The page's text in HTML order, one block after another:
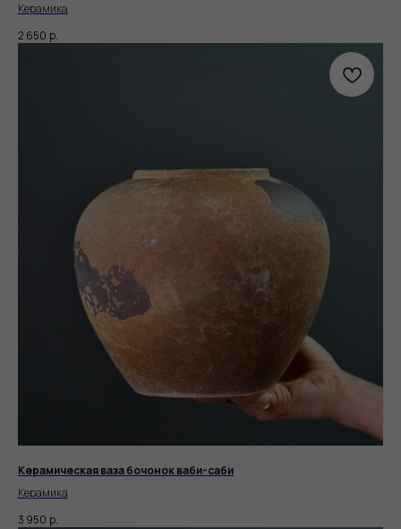
Керамика
2 650 р.
Керамическая ваза бочонок ваби-саби
Керамика
3 950 р.